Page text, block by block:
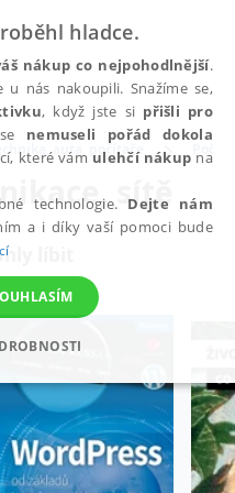
auta, počítače
sítě
líbit
hladce.
nákup co nejpohodlnější.
nás nakoupili. Snažíme se,
, když jste si přišli pro
nemuseli pořád dokola
které vám ulehčí nákup na
technologie. Dejte nám
a i díky vaší pomoci bude
MARKETINGOVÉ
SOUBORY